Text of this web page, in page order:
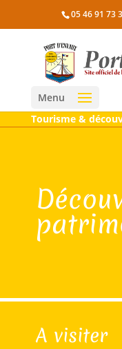
05 46 91 73
Menu
Tourisme &
A visiter